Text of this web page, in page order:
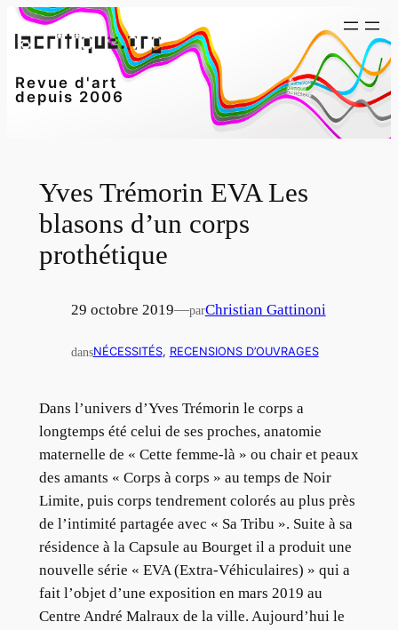
Aller
au
Revue d'art
depuis 2006
Yves Trémorin EVA Les
blasons d’un corps
prothétique
29 octobre 2019—parChristian Gattinoni
dansNÉCESSITÉS, RECENSIONS D’OUVRAGES
Dans l’univers d’Yves Trémorin le corps a
longtemps été celui de ses proches, anatomie
maternelle de « Cette femme-là » ou chair et peaux
des amants « Corps à corps » au temps de Noir
Limite, puis corps tendrement colorés au plus près
de l’intimité partagée avec « Sa Tribu ». Suite à sa
résidence à la Capsule au Bourget il a produit une
nouvelle série « EVA (Extra-Véhiculaires) » qui a
fait l’objet d’une exposition en mars 2019 au
Centre André Malraux de la ville. Aujourd’hui le